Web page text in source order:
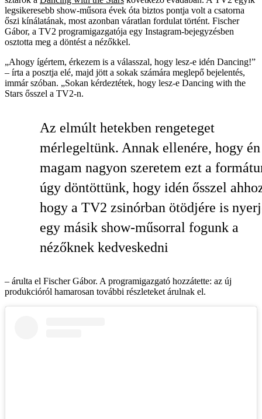
legsikeresebb show-műsora évek óta biztos pontja volt a csatorna
őszi kínálatának, most azonban váratlan fordulat történt. Fischer
Gábor, a TV2 programigazgatója egy Instagram-bejegyzésben
osztotta meg a döntést a nézőkkel.
„Ahogy ígértem, érkezem is a válasszal, hogy lesz-e idén Dancing!”
– írta a posztja elé, majd jött a sokak számára meglepő bejelentés,
immár szóban. „Sokan kérdeztétek, hogy lesz-e Dancing with the
Stars ősszel a TV2-n.
Az elmúlt hetekben rengeteget
mérlegeltünk. Annak ellenére, hogy én
magam nagyon szeretem ezt a
úgy döntöttünk, hogy idén ősszel
hogy a TV2 zsinórban ötödjére is
egy másik show-műsorral fogunk a
nézőknek kedveskedni
– árulta el Fischer Gábor. A programigazgató hozzátette: az új
produkcióról hamarosan további részleteket árulnak el.